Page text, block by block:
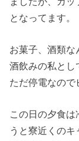
となってます。
お菓子、酒類な
酒飲みの私とし
ただ停電なので
この日の夕食は
うと寮近くの